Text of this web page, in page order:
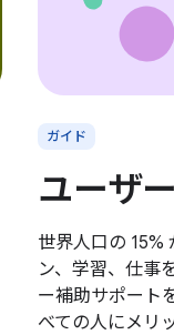
ガイド
ユーザ
世界人口の 15%
ン、学習、仕事
ー補助サポート
べての人にメリ